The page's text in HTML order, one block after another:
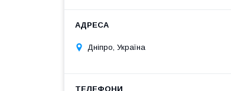
Дніпро, Україна